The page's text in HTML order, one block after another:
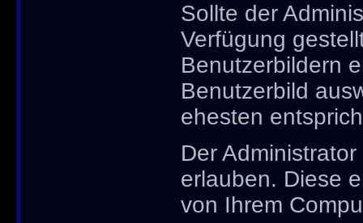
Sollte der
Verfügung
Benutzerbildern
Benutzerbild
ehesten
Der
erlauben. Diese
von Ihrem